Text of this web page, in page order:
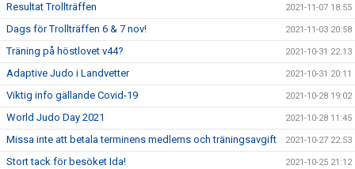
Resultat Trollträffen 2021-11-07 18:55
Dags för Trollträffen 6 & 7 nov! 2021-11-03 20:58
Träning på höstlovet v44? 2021-10-31 22:13
Adaptive Judo i Landvetter 2021-10-31 20:11
Viktig info gällande Covid-19 2021-10-28 19:02
World Judo Day 2021 2021-10-28 11:45
Missa inte att betala terminens medlems och träningsavgift 2021-10-27 22:53
Stort tack för besöket Ida! 2021-10-25 21:12